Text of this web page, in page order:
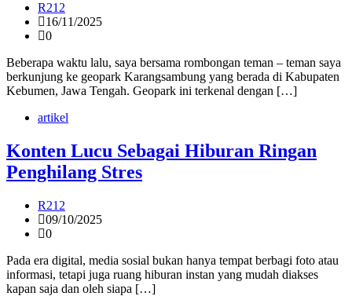
R212
16/11/2025
0
Beberapa waktu lalu, saya bersama rombongan teman – teman saya
berkunjung ke geopark Karangsambung yang berada di Kabupaten
Kebumen, Jawa Tengah. Geopark ini terkenal dengan […]
artikel
Konten Lucu Sebagai Hiburan Ringan
Penghilang Stres
R212
09/10/2025
0
Pada era digital, media sosial bukan hanya tempat berbagi foto atau
informasi, tetapi juga ruang hiburan instan yang mudah diakses
kapan saja dan oleh siapa […]